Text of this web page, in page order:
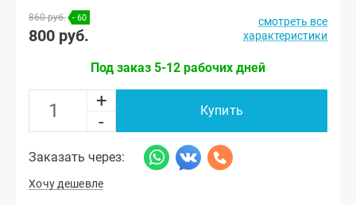
860 руб. - 60
800 руб.
смотреть все
характеристики
Под заказ 5-12 рабочих дней
+
-
Купить
Заказать через:
Хочу дешевле